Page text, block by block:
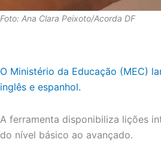
Foto: Ana Clara Peixoto/Acorda DF
O Ministério da Educação (MEC)
inglês e espanhol.
A ferramenta disponibiliza lições
do nível básico ao avançado.